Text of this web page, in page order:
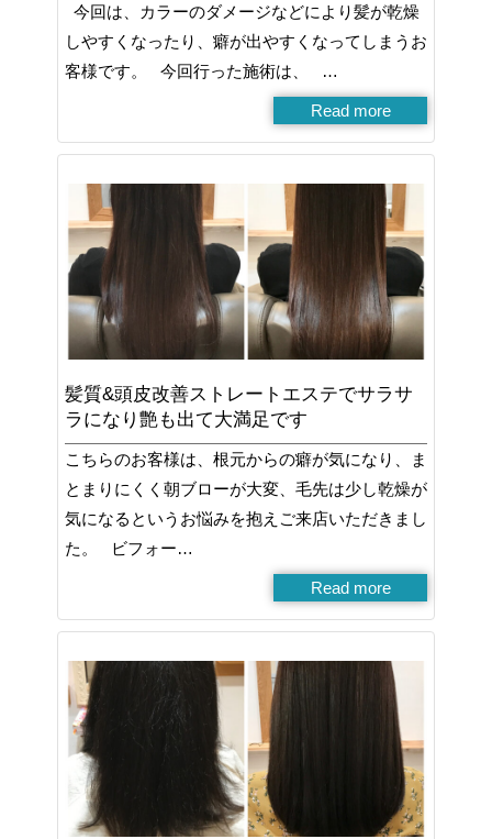
今回は、カラーのダメージなどにより髪が乾燥
しやすくなったり、癖が出やすくなってしまうお
客様です。 今回行った施術は、 …
Read more
髪質&頭皮改善ストレートエステでサラサ
ラになり艶も出て大満足です
こちらのお客様は、根元からの癖が気になり、ま
とまりにくく朝ブローが大変、毛先は少し乾燥が
気になるというお悩みを抱えご来店いただきまし
た。 ビフォー…
Read more